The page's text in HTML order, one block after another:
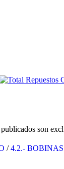
son
/4.2.-